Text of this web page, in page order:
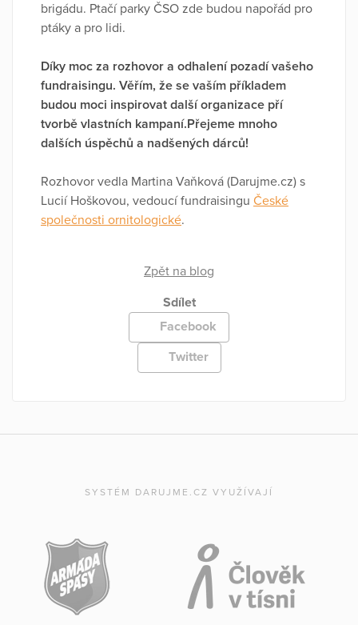
brigádu. Ptačí parky ČSO zde budou napořád pro
ptáky a pro lidi.
Díky moc za rozhovor a odhalení pozadí vašeho
fundraisingu. Věřím, že se vaším příkladem
budou moci inspirovat další organizace pří
tvorbě vlastních kampaní.Přejeme mnoho
dalších úspěchů a nadšených dárců!
Rozhovor vedla Martina Vaňková (Darujme.cz) s
Lucií Hoškovou, vedoucí fundraisingu České
společnosti ornitologické.
Zpět na blog
Sdílet
Facebook
Twitter
SYSTÉM DARUJME.CZ VYUŽÍVAJÍ